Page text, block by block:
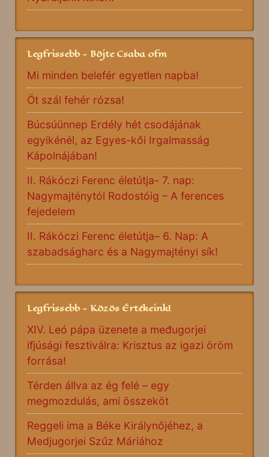
Legfrissebb - Böjte Csaba ofm
Mi minden belefér egyetlen napba!
Öt szál fehér rózsa!
Búcsúünnep Erdély hét csodájának
egyikénél, az Egyes-kői Irgalmasság
Kápolnájában!
II. Rákóczi Ferenc életútja- 7. nap:
Nagymajténytól Rodostóig – A ferences
fejedelem
II. Rákóczi Ferenc életútja– 6. Nap: A
szabadságharc és a Nagymajtényi sík!
Legfrissebb - Közös Értékeink!
XIV. Leó pápa üzenete a međugorjei
ifjúsági fesztiválra: Krisztus az igazi öröm
forrása!
Térden állva az ég felé – egy
megmozdulás, ami összeköt
Reggeli ima a Béke Királynőjéhez, a
Medjugorjei Szűz Máriához